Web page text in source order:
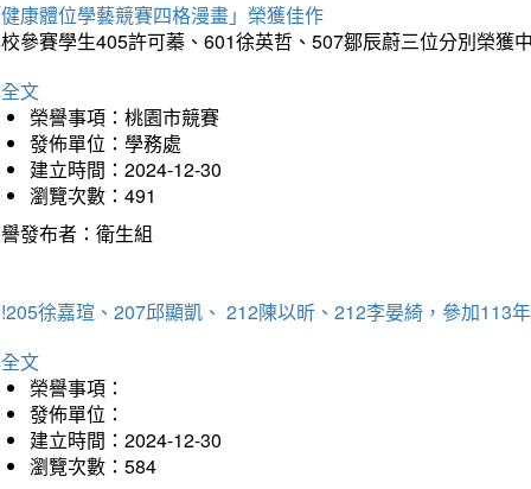
康體位學藝競賽四格漫畫」榮獲佳作
參賽學生405許可蓁、601徐英哲、507鄒辰蔚三位分別榮獲
文
榮譽事項：桃園市競賽
發佈單位：學務處
建立時間：2024-12-30
瀏覽次數：491
發布者：衛生組
徐嘉瑄、207邱顯凱、 212陳以昕、212李晏綺，參加113
文
榮譽事項：
發佈單位：
建立時間：2024-12-30
瀏覽次數：584